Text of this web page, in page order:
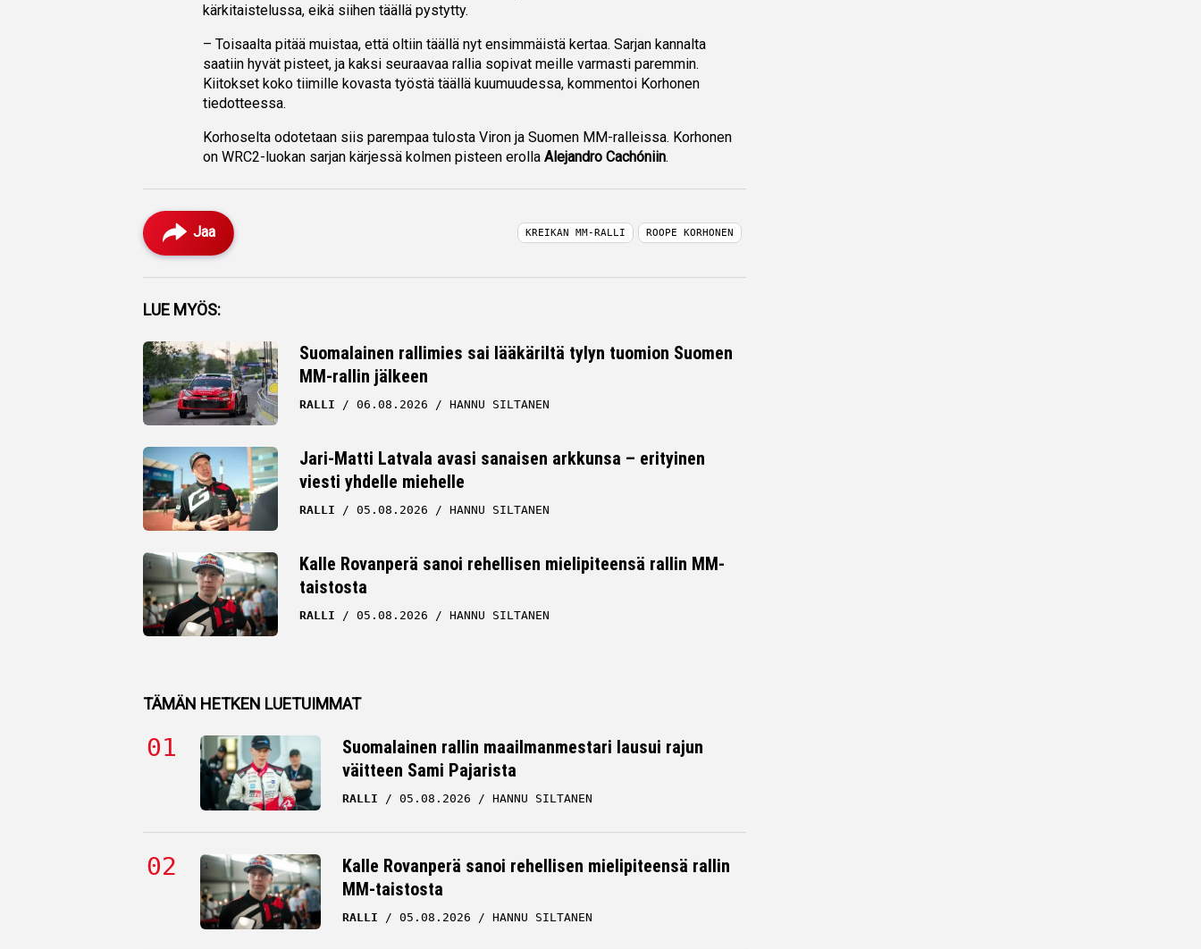
kärkitaistelussa, eikä siihen täällä pystytty.
– Toisaalta pitää muistaa, että oltiin täällä nyt ensimmäistä kertaa. Sarjan kannalta
saatiin hyvät pisteet, ja kaksi seuraavaa rallia sopivat meille varmasti paremmin.
Kiitokset koko tiimille kovasta työstä täällä kuumuudessa, kommentoi Korhonen
tiedotteessa.
Korhoselta odotetaan siis parempaa tulosta Viron ja Suomen MM-ralleissa. Korhonen
on WRC2-luokan sarjan kärjessä kolmen pisteen erollaAlejandro Cachóniin.
Jaa
Facebook
Twitter
Whatsapp
KREIKAN MM-RALLI ROOPE KORHONEN
LUE MYÖS:
Suomalainen rallimies sai lääkäriltä tylyn tuomion Suomen
MM-rallin jälkeen
RALLI 06.08.2026 HANNU SILTANEN
Jari-Matti Latvala avasi sanaisen arkkunsa – erityinen
viesti yhdelle miehelle
RALLI 05.08.2026 HANNU SILTANEN
Kalle Rovanperä sanoi rehellisen mielipiteensä rallin MM-
taistosta
RALLI 05.08.2026 HANNU SILTANEN
TÄMÄN HETKEN LUETUIMMAT
Suomalainen rallin maailmanmestari lausui rajun
väitteen Sami Pajarista
RALLI 05.08.2026 HANNU SILTANEN
Kalle Rovanperä sanoi rehellisen mielipiteensä rallin
MM-taistosta
RALLI 05.08.2026 HANNU SILTANEN